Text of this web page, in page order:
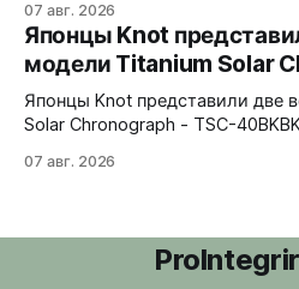
стекло 2,5 мм с антибликом. Крышка с гравировкой
дайверской маски.
810H. Водозащита 300 метров. 40x41,5 мм Seiko VH31A
кварц На черном каучуковом
07 авг. 2026
Японцы Knot
модели Titanium Solar
Японцы Knot представили две
Solar Chronograph - TSC-
у TSC-40BKBKYE жёлтые
цвете. Часы продаются в
07 авг. 2026